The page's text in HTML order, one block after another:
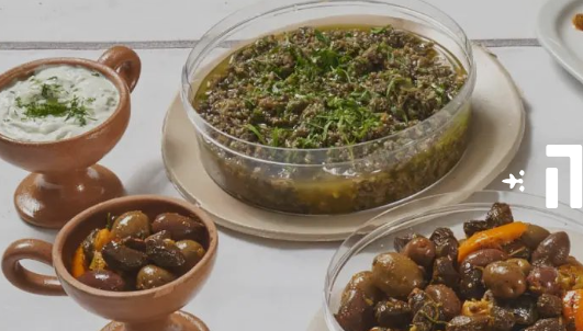
משתמש חדש/אורח
ליצירת חשבון קלה ומהירה במיוחד. המשיכו למילוי
ליהנות מהיתרונות של משתמש רשום כבר עכשיו.
להרשמה